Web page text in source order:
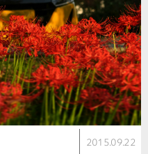
2015.09.22